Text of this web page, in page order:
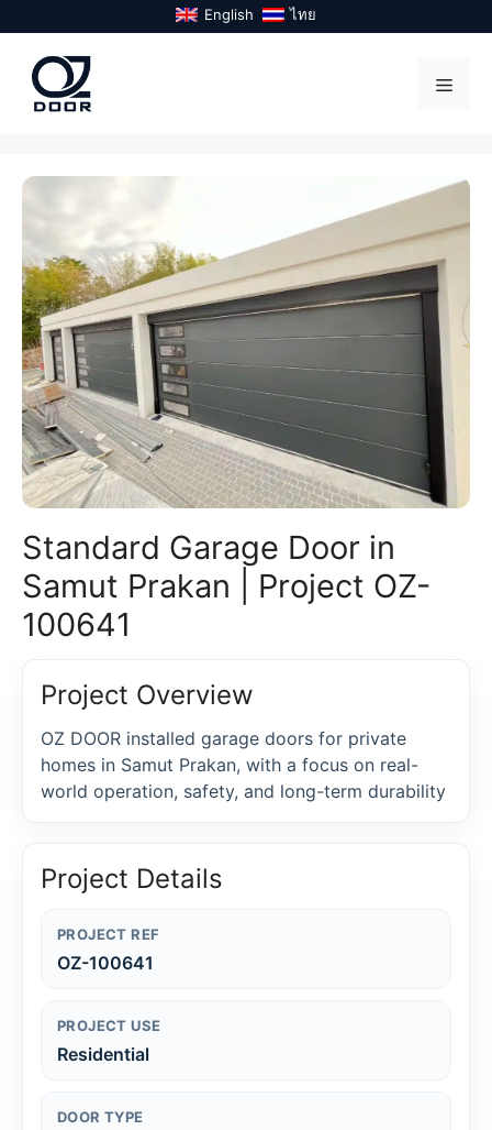
to
content
English ไทย
Standard Garage Door in
Samut Prakan | Project OZ-
100641
Project Overview
OZ DOOR installed garage doors for private
homes in Samut Prakan, with a focus on real-
world operation, safety, and long-term durability
Project Details
PROJECT REF
OZ-100641
PROJECT USE
Residential
DOOR TYPE